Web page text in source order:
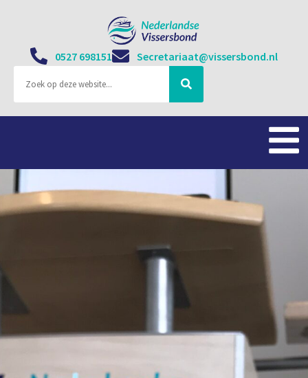
0527 698151 Secretariaat@vissersbond.nl